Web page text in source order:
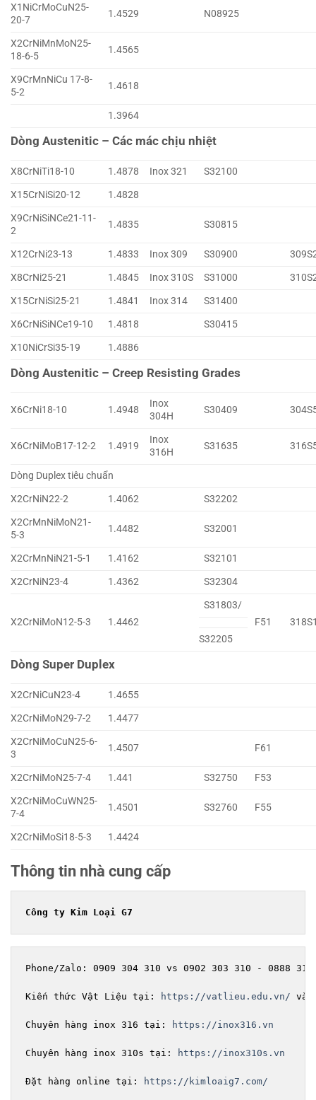
X1NiCrMoCuN25-
20-7
1.4529 N08925
X2CrNiMnMoN25-
18-6-5
1.4565
X9CrMnNiCu 17-8-
5-2
1.4618
1.3964
Dòng Austenitic – Các mác chịu nhiệt
X8CrNiTi18-10 1.4878 Inox 321
S32100
X15CrNiSi20-12
1.4828
X9CrNiSiNCe21-11-
2
1.4835 S30815
X12CrNi23-13 1.4833 Inox 309 S30900
X8CrNi25-21
1.4845 Inox 310S S31000
X15CrNiSi25-21
1.4841 Inox 314
S31400
X6CrNiSiNCe19-10
1.4818
S30415
X10NiCrSi35-19
1.4886
Dòng Austenitic – Creep Resisting Grades
X6CrNi18-10 1.4948
Inox
304H
S30409
X6CrNiMoB17-12-2 1.4919
Inox
316H
S31635
Dòng Duplex tiêu chuẩn
X2CrNiN22-2
1.4062
S32202
X2CrMnNiMoN21-
5-3
1.4482 S32001
X2CrMnNiN21-5-1 1.4162
S32101
X2CrNiN23-4
1.4362 S32304
X2CrNiMoN12-5-3 1.4462
S31803/
F51
S32205
Dòng Super Duplex
X2CrNiCuN23-4
1.4655
X2CrNiMoN29-7-2
1.4477
X2CrNiMoCuN25-6-
3
1.4507 F61
X2CrNiMoN25-7-4 1.441 S32750
F53
X2CrNiMoCuWN25-
7-4
1.4501 S32760 F55
X2CrNiMoSi18-5-3 1.4424
Thông tin nhà cung cấp
Công ty Kim Loại G7
Phone/Zalo: 0909 304 310 vs 0902 303 310 - 0888
Kiến thức Vật Liệu tại: https://vatlieu.edu.vn/ và
Chuyên hàng inox 316 tại: https://inox316.vn
Chuyên hàng inox 310s tại: https://inox310s.vn
Đặt hàng online tại: https://kimloaig7.com/